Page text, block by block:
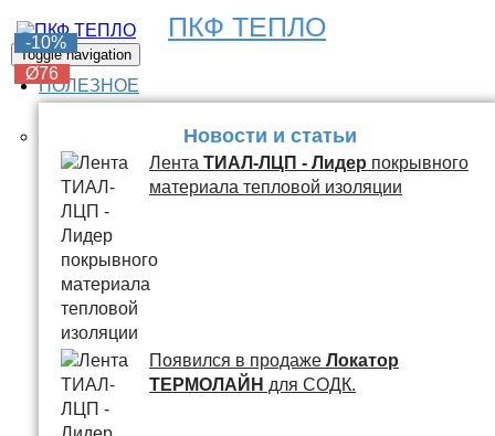
ПКФ ТЕПЛО
Toggle navigation
ПОЛЕЗНОЕ
Новости и статьи
Лента ТИАЛ-ЛЦП - Лидер покрывного
материала тепловой изоляции
Появился в продаже Локатор
ТЕРМОЛАЙН для СОДК.
-6%
Ø76
-6%
Ø76
-6%
Ø76
-6%
Ø76
-10%
Ø76